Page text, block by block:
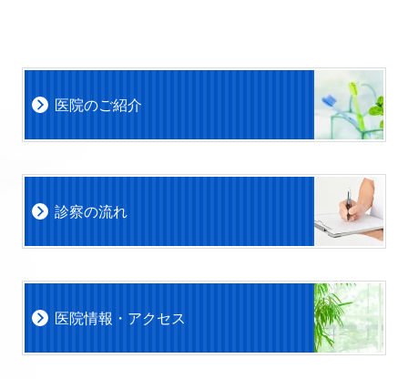
医院のご紹介
診察の流れ
医院情報・アクセス